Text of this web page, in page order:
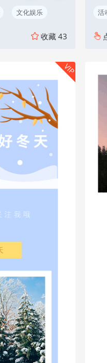
文化娱乐
收藏 43
活
VIP